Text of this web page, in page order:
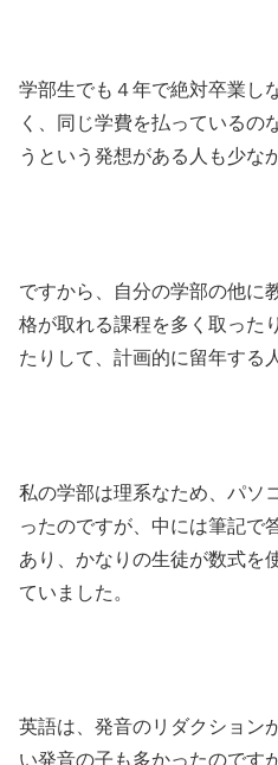
学部生でも４年で絶対卒業し
く、同じ学費を払っているの
うという発想がある人も少な
ですから、自分の学部の他に
格が取れる課程を多く取った
たりして、計画的に留年する
私の学部は理系なため、パソ
ったのですが、中には筆記で
あり、かなりの生徒が数式を
ていました。
英語は、発音のリダクション
い発音の子も多かったのです